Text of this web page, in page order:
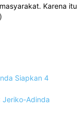
Karena itu
Siapkan 4
Jeriko-Adinda